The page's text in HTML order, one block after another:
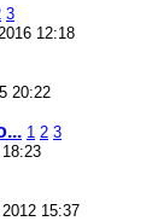
3
12:18
20:22
1 2 3
15:37